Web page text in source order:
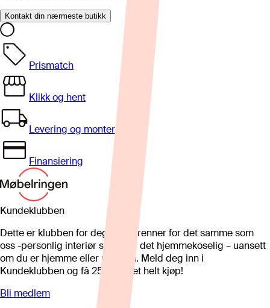
Kontakt din nærmeste butikk
Prismatch
Klikk og hent
Levering og montering
Finansiering
Kundeklubben
Dette er klubben for deg som brenner for det samme som
oss -personlig interiør som gjør det hjemmekoselig – uansett
om du er hjemme eller på hytta. Meld deg inn i
Kundeklubben og få 25%* på et helt kjøp!
Bli medlem